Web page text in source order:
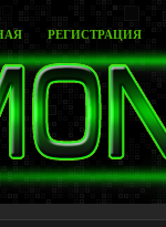
РЕГИСТРАЦИЯ